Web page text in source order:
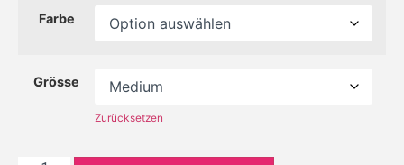
Farbe
Grösse
Zurücksetzen